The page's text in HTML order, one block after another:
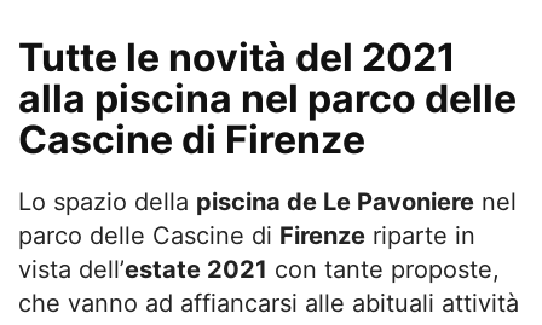
Tutte le novità del 2021
alla piscina nel parco delle
Cascine di Firenze
Lo spazio della piscina de Le Pavoniere nel
parco delle Cascine di Firenze riparte in
vista dell’estate 2021 con tante proposte,
che vanno ad affiancarsi alle abituali attività